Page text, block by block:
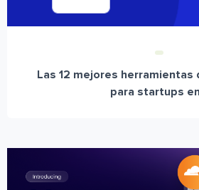
Las 12 mejores herramientas
para startups